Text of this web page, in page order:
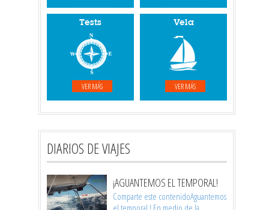
Tests
VER MÁS
Vela
VER MÁS
DIARIOS DE VIAJES
¡AGUANTEMOS EL TEMPORAL!
Comparte este contenidoAguantemos